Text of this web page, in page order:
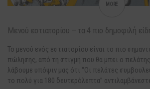
MORE
Μενού εστιατορίου – τα 4 πιο δημοφιλή
Το μενού ενός εστιατορίου είναι το πιο
πώλησης, από τη στιγμή που θα μπει ο
λάβουμε υπόψιν μας ότι “Οι πελάτες
το πολύ για 180 δευτερόλεπτα”